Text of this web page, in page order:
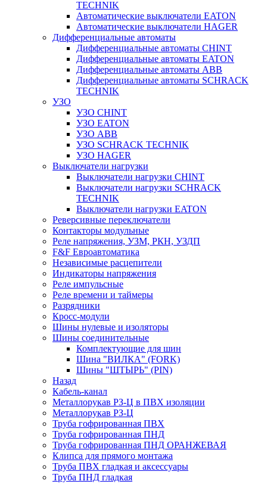
TECHNIK
Автоматические выключатели EATON
Автоматические выключатели HAGER
Дифференциальные автоматы
Дифференциальные автоматы CHINT
Дифференциальные автоматы EATON
Дифференциальные автоматы ABB
Дифференциальные автоматы SCHRACK
TECHNIK
УЗО
УЗО CHINT
УЗО EATON
УЗО ABB
УЗО SCHRACK TECHNIK
УЗО HAGER
Выключатели нагрузки
Выключатели нагрузки CHINT
Выключатели нагрузки SCHRACK
TECHNIK
Выключатели нагрузки EATON
Реверсивные переключатели
Контакторы модульные
Реле напряжения, УЗМ, РКН, УЗДП
F&F Евроавтоматика
Независимые расцепители
Индикаторы напряжения
Реле импульсные
Реле времени и таймеры
Разрядники
Кросс-модули
Шины нулевые и изоляторы
Шины соединительные
Комплектующие для шин
Шина "ВИЛКА" (FORK)
Шины "ШТЫРЬ" (PIN)
Назад
Кабель-канал
Металлорукав РЗ-Ц в ПВХ изоляции
Металлорукав РЗ-Ц
Труба гофрированная ПВХ
Труба гофрированная ПНД
Труба гофрированная ПНД ОРАНЖЕВАЯ
Клипса для прямого монтажа
Труба ПВХ гладкая и аксессуары
Труба ПНД гладкая